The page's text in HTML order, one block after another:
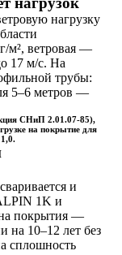
нагрузку
м², ветровая —
17 м/с. На
трубы:
5–6 метров —
СНиП 2.01.07-85),
на покрытие для
и
1K и
покрытия —
на 10–12 лет без
сплошность